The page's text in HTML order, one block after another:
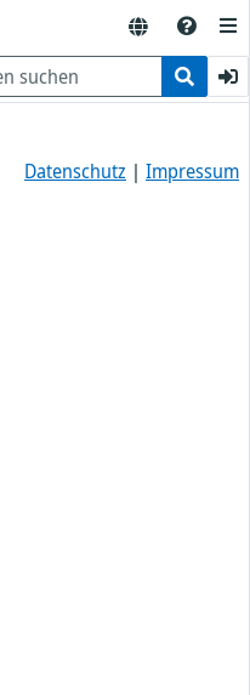
Datenschutz | Impressum